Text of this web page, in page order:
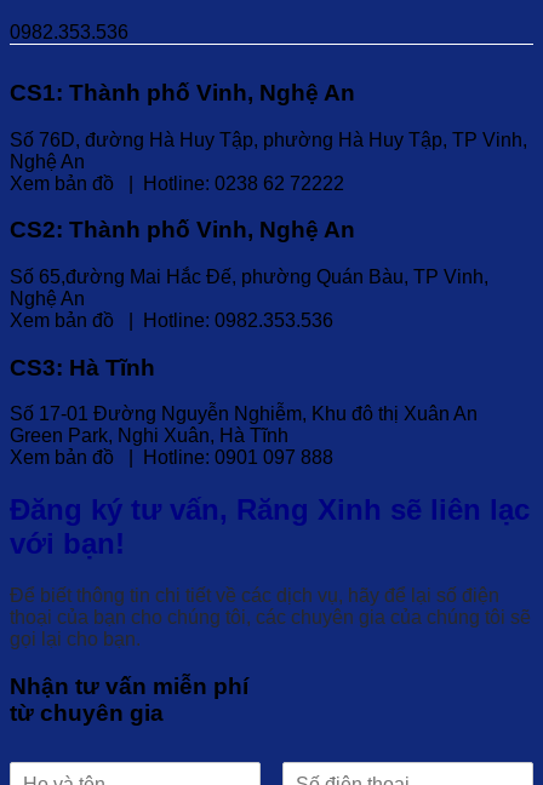
0982.353.536
CS1: Thành phố Vinh, Nghệ An
Số 76D, đường Hà Huy Tập, phường Hà Huy Tập, TP Vinh,
Nghệ An
Xem bản đồ | Hotline: 0238 62 72222
CS2: Thành phố Vinh, Nghệ An
Số 65,đường Mai Hắc Đế, phường Quán Bàu, TP Vinh,
Nghệ An
Xem bản đồ | Hotline: 0982.353.536
CS3: Hà Tĩnh
Số 17-01 Đường Nguyễn Nghiễm, Khu đô thị Xuân An
Green Park, Nghi Xuân, Hà Tĩnh
Xem bản đồ | Hotline: 0901 097 888
Đăng ký tư vấn, Răng Xinh sẽ liên lạc
với bạn!
Để biết thông tin chi tiết về các dịch vụ, hãy để lại số điện
thoại của bạn cho chúng tôi, các chuyên gia của chúng tôi sẽ
gọi lại cho bạn.
Nhận tư vấn miễn phí
từ chuyên gia